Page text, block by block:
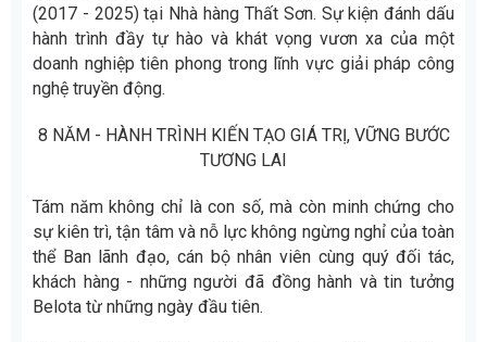
(2017 - 2025) tại Nhà hàng Thất Sơn. Sự kiện đánh dấu
hành trình đầy tự hào và khát vọng vươn xa của một
doanh nghiệp tiên phong trong lĩnh vực giải pháp công
nghệ truyền động.
8 NĂM - HÀNH TRÌNH KIẾN TẠO GIÁ TRỊ, VỮNG BƯỚC
TƯƠNG LAI
Tám năm không chỉ là con số, mà còn minh chứng cho
sự kiên trì, tận tâm và nỗ lực không ngừng nghỉ của toàn
thể Ban lãnh đạo, cán bộ nhân viên cùng quý đối tác,
khách hàng - những người đã đồng hành và tin tưởng
Belota từ những ngày đầu tiên.